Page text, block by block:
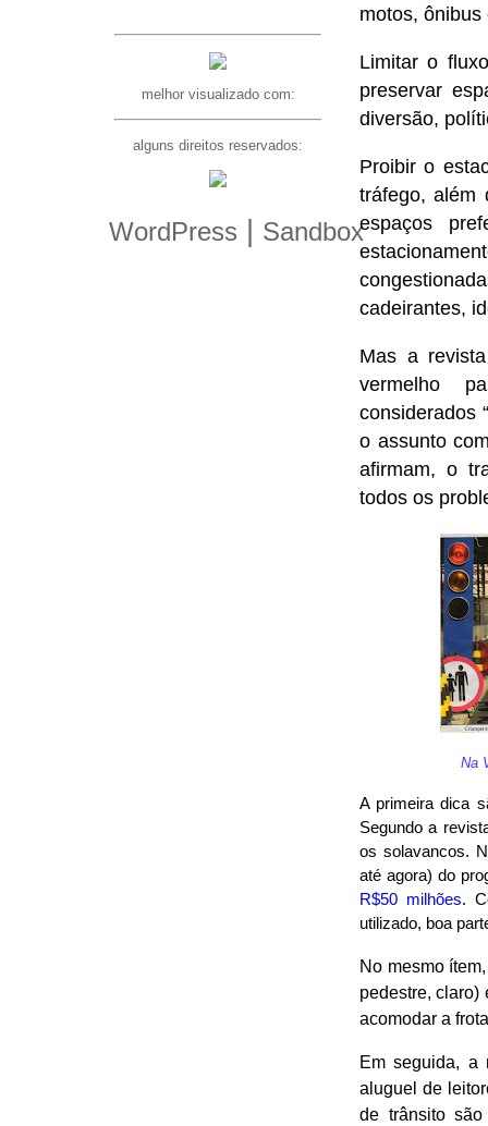
motos,
Limitar o
preservar
diversão,
Proibir o
tráfego, além
espaços
cadeirantes,
Mas a
vermelho
considerados
o assunto
afirmam, o
todos os
Na
A primeira dica
Segundo a
os solavancos.
até agora) do
R$50 milhões.
utilizado, boa
No mesmo
pedestre, claro)
acomodar a
Em seguida, a
aluguel de
de trânsito
melhor visualizado com:
alguns direitos reservados:
WordPress Sandbox